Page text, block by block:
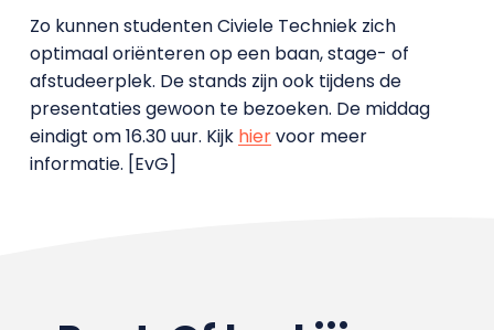
Zo kunnen studenten Civiele Techniek zich
optimaal oriënteren op een baan, stage- of
afstudeerplek. De stands zijn ook tijdens de
presentaties gewoon te bezoeken. De middag
eindigt om 16.30 uur. Kijk hiervoor meer
informatie. [EvG]